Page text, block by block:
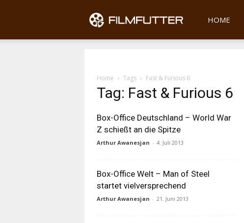
Filmfutter
HOME
Home Tags Fast & Furious 6
Tag: Fast & Furious 6
Box-Office Deutschland – World War
Z schießt an die Spitze
Arthur Awanesjan - 4. Juli 2013
Box-Office Welt – Man of Steel
startet vielversprechend
Arthur Awanesjan - 21. Juni 2013